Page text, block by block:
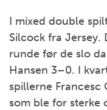
I mixed double
Silcock fra Jersey.
runde før de slo
Hansen 3–0. I
spillerne Francesc
som ble for sterke